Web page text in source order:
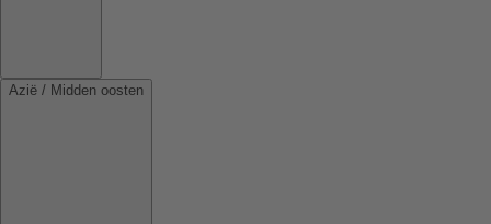
Azië / Midden oosten